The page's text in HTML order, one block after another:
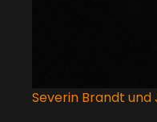
Severin Brandt und